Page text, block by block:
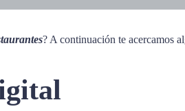
? A continuación te acercamos